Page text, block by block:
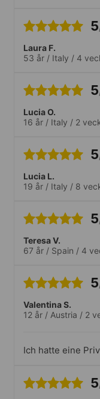
5
Laura F.
53 år / Italy / 4
5
Lucia O.
16 år / Italy / 2
5
Lucia L.
19 år / Italy / 8
5
Teresa V.
67 år / Spain / 4
5
Valentina S.
12 år / Austria / 2
Ich hatte eine
mehr als erfüllt. 5